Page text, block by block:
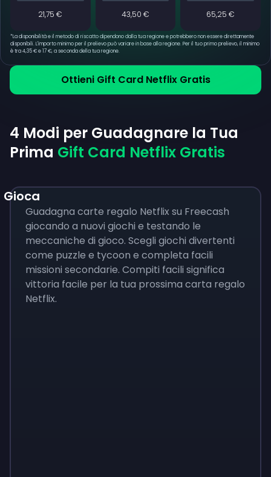
Ottieni Gift Card Netflix Gratis
21,75 € 43,50 € 65,25 €
*La disponibilità e il metodo di riscatto dipendono dalla tua regione e potrebbero non essere direttamente
disponibili. L'importo minimo per il prelievo può variare in base alla regione. Per il tuo primo prelievo, il minimo
è tra 4,35 € e 17 €, a seconda della tua regione.
4 Modi per Guadagnare la Tua
Prima Gift Card Netflix Gratis
Gioca
Guadagna carte regalo Netflix su Freecash
giocando a nuovi giochi e testando le
meccaniche di gioco. Scegli giochi divertenti
come puzzle e tycoon e completa facili
missioni secondarie. Compiti facili significa
vittoria facile per la tua prossima carta regalo
Netflix.